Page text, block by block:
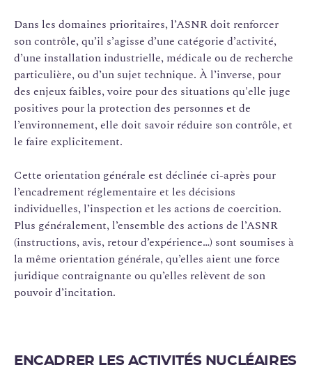
Dans les domaines prioritaires, l’ASNR doit renforcer
son contrôle, qu’il s’agisse d’une catégorie d’activité,
d’une installation industrielle, médicale ou de recherche
particulière, ou d’un sujet technique. À l’inverse, pour
des enjeux faibles, voire pour des situations qu'elle juge
positives pour la protection des personnes et de
l’environnement, elle doit savoir réduire son contrôle, et
le faire explicitement.
Cette orientation générale est déclinée ci-après pour
l’encadrement réglementaire et les décisions
individuelles, l’inspection et les actions de coercition.
Plus généralement, l’ensemble des actions de l’ASNR
(instructions, avis, retour d’expérience…) sont soumises à
la même orientation générale, qu’elles aient une force
juridique contraignante ou qu’elles relèvent de son
pouvoir d’incitation.
ENCADRER LES ACTIVITÉS NUCLÉAIRES